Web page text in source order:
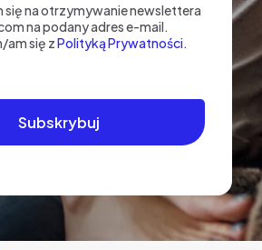
się na otrzymywanie newslettera
na podany adres e-mail.
am się zPolityką Prywatności.